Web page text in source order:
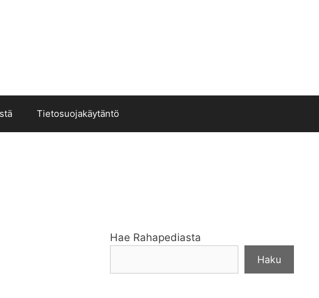
Tietosuojakäytäntö
Hae Rahapediasta
Haku